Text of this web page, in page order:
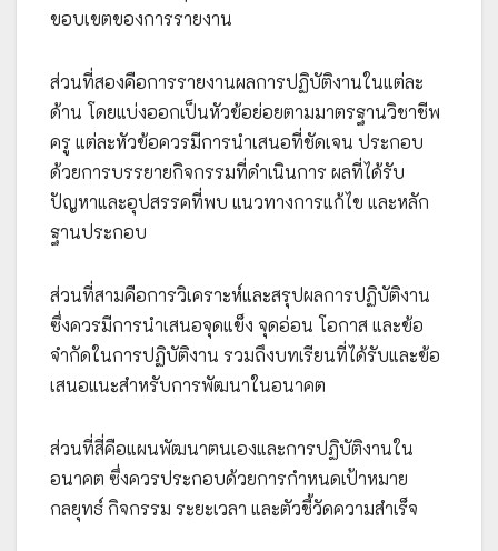
ขอบเขตของการรายงาน
ส่วนที่สองคือการรายงานผลการปฏิบัติงานในแต่ละ
ด้าน โดยแบ่งออกเป็นหัวข้อย่อยตามมาตรฐานวิชาชีพ
ครู แต่ละหัวข้อควรมีการนำเสนอที่ชัดเจน ประกอบ
ด้วยการบรรยายกิจกรรมที่ดำเนินการ ผลที่ได้รับ
ปัญหาและอุปสรรคที่พบ แนวทางการแก้ไข และหลัก
ฐานประกอบ
ส่วนที่สามคือการวิเคราะห์และสรุปผลการปฏิบัติงาน
ซึ่งควรมีการนำเสนอจุดแข็ง จุดอ่อน โอกาส และข้อ
จำกัดในการปฏิบัติงาน รวมถึงบทเรียนที่ได้รับและข้อ
เสนอแนะสำหรับการพัฒนาในอนาคต
ส่วนที่สี่คือแผนพัฒนาตนเองและการปฏิบัติงานใน
อนาคต ซึ่งควรประกอบด้วยการกำหนดเป้าหมาย
กลยุทธ์ กิจกรรม ระยะเวลา และตัวชี้วัดความสำเร็จ